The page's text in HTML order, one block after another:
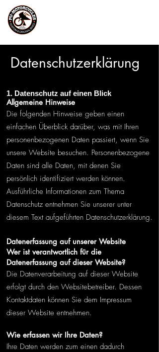
Datenschutzerklärung
1. Datenschutz auf einen Blick
Allgemeine Hinweise
Die folgenden Hinweise geben einen
einfachen Überblick darüber, was mit Ihren
personenbezogenen Daten passiert, wenn Sie
unsere Website besuchen. Personenbezogene
Daten sind alle Daten, mit denen Sie
persönlich identifiziert werden können.
Ausführliche Informationen zum Thema
Datenschutz entnehmen Sie unserer unter
diesem Text aufgeführten Datenschutzerklärung.
Datenerfassung auf unserer Website
Wer ist verantwortlich für die
Datenerfassung auf dieser Website?
Die Datenverarbeitung auf dieser Website
erfolgt durch den Websitebetreiber. Dessen
Kontaktdaten können Sie dem Impressum
dieser Website entnehmen.
Wie erfassen wir Ihre Daten?
Ihre Daten werden zum einen dadurch